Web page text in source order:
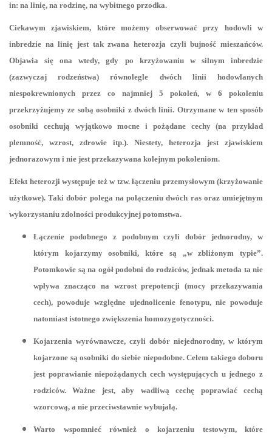
in: na linię, na rodzinę, na wybitnego przodka.
Ciekawym zjawiskiem, które możemy obserwować przy hodowli w
inbredzie na linię jest tak zwana heterozja czyli bujność mieszańców.
Objawia się ona wtedy, gdy po krzyżowaniu w silnym inbredzie
(zazwyczaj rodzeństwa) równolegle dwóch linii hodowlanych
niespokrewnionych przez co najmniej 5 pokoleń, w 6 pokoleniu
przekrzyżujemy ze sobą osobniki z dwóch linii. Otrzymane w ten sposób
osobniki cechują wyjątkowo mocne i pożądane cechy (na przykład
plemność, wzrost, zdrowie itp.). Niestety, heterozja jest zjawiskiem
jednorazowym i nie jest przekazywana kolejnym pokoleniom.
Efekt heterozji występuje też w tzw. łączeniu przemysłowym (krzyżowanie
użytkowe). Taki dobór polega na połączeniu dwóch ras oraz umiejętnym
wykorzystaniu zdolności produkcyjnej potomstwa.
Łączenie podobnego z podobnym czyli dobór jednorodny, w
którym kojarzymy osobniki, które są „w zbliżonym typie”.
Potomkowie są na ogół podobni do rodziców, jednak metoda ta nie
wpływa znacząco na wzrost prepotencji (mocy przekazywania
cech), powoduje względne ujednolicenie fenotypu, nie powoduje
natomiast istotnego zwiększenia homozygotyczności.
Kojarzenia wyrównawcze, czyli dobór niejednorodny, w którym
kojarzone są osobniki do siebie niepodobne. Celem takiego doboru
jest poprawianie niepożądanych cech występujących u jednego z
rodziców. Ważne jest, aby wadliwą cechę poprawiać cechą
wzorcową, a nie przeciwstawnie wybujałą.
Warto wspomnieć również o kojarzeniu testowym, które